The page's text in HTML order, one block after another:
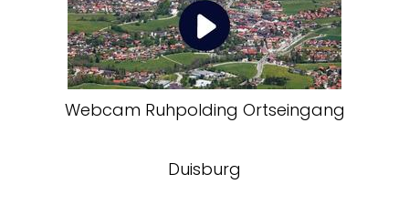
Webcam Ruhpolding Ortseingang
Duisburg